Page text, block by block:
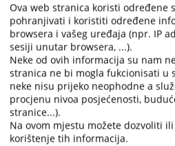
Ova web stranica koristi određene
pohranjivati i koristiti određene
browsera i vašeg uređaja (npr. IP
sesiji unutar browsera, ...).
Neke od ovih informacija su nam
stranica ne bi mogla fukcionisati u
neke nisu prijeko neophodne a
procjenu nivoa posjećenosti,
stranice...).
Na ovom mjestu možete dozvoliti
korištenje tih informacija.